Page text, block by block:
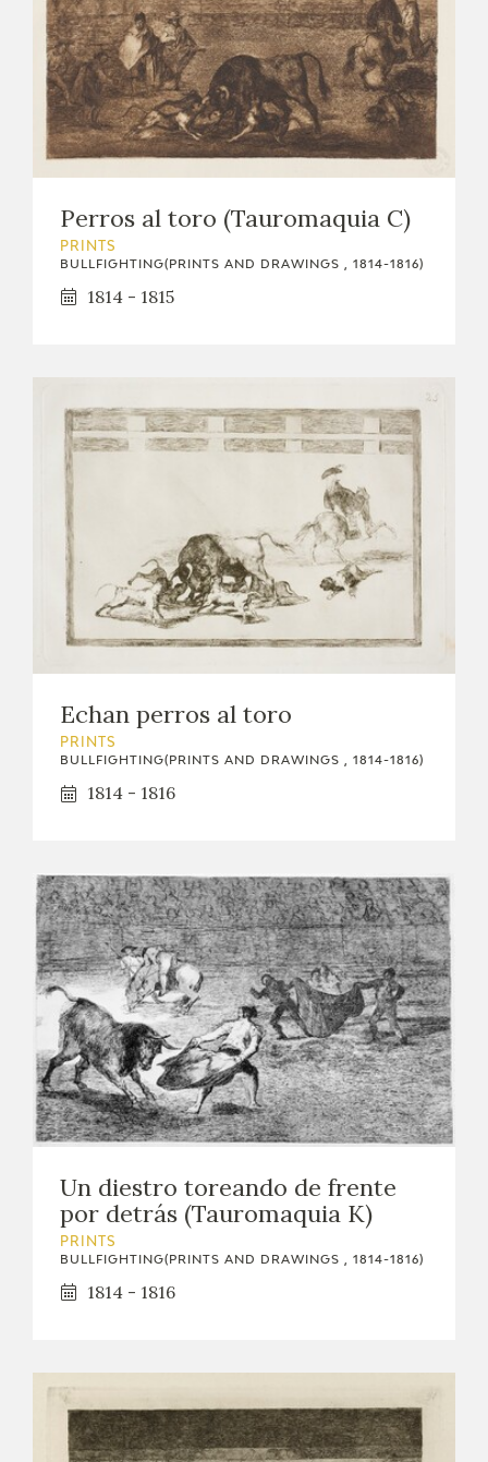
Perros al toro (Tauromaquia C)
PRINTS
BULLFIGHTING(PRINTS AND DRAWINGS , 1814-1816)
1814 - 1815
Echan perros al toro
PRINTS
BULLFIGHTING(PRINTS AND DRAWINGS , 1814-1816)
1814 - 1816
Un diestro toreando de frente
por detrás (Tauromaquia K)
PRINTS
BULLFIGHTING(PRINTS AND DRAWINGS , 1814-1816)
1814 - 1816